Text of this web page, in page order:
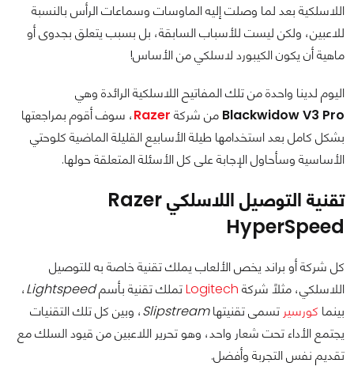
اللاسلكية بعد لما وصلت إليه الماوسات وسماعات الرأس بالنسبة
للاعبين، ولكن ليست للأسباب السابقة، بل بسبب يتعلق بجدوى أو
ماهية أن يكون الكيبورد لاسلكي من الأساس!
اليوم لدينا واحدة من تلك المفاتيح اللاسلكية الرائدة وهي
Blackwidow V3 Pro من شركة Razer، سوف أقوم بمراجعتها
بشكل كامل بعد استخدامها طيلة الأسابيع القليلة الماضية كلوحتي
الأساسية وسأحاول الإجابة على كل الأسئلة المتعلقة حولها.
تقنية التوصيل اللاسلكي Razer
HyperSpeed
كل شركة أو براند يخص الألعاب يملك تقنية خاصة به للتوصيل
اللاسلكي، مثلاً شركة Logitechتملك تقنية بأسمLightspeed،
بينما كورسير تسمى تقنيتهاSlipstream، وبين كل تلك التقنيات
يجتمع الأداء تحت شعار واحد، وهو تحرير اللاعبين من قيود السلك مع
تقديم نفس التجربة وأفضل.